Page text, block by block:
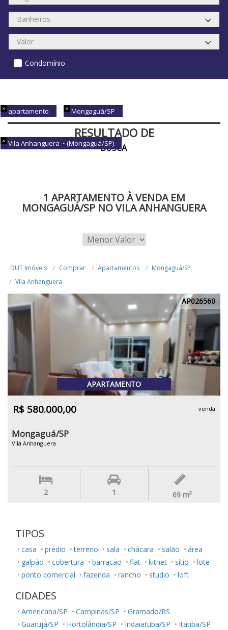
Condomínio
apartamento Mongaguá/SP
Vila Anhanguera ~ (Mongaguá/SP)
RESULTADO DE
BUSCA
1 APARTAMENTO À VENDA EM
MONGAGUÁ/SP NO VILA ANHANGUERA
DUT Imóveis Comprar Apartamentos
Mongaguá/SP
Vila Anhanguera
AP026560
APARTAMENTO
R$ 580.000,00 venda
Mongaguá/SP
Vila Anhanguera
2 1 69 m²
TIPOS
casa prédio terreno sala chácara salão
área
galpão
cobertura barracão flat kitnet sítio
lote
ponto comercial
fazenda rancho studio loft
CIDADES
Americana/SP Campinas/SP
Gramado/RS
Guarujá/SP
Hortolândia/SP Indaiatuba/SP
Itatiba/SP